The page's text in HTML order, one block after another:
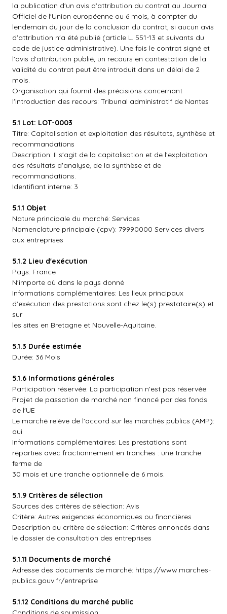
la publication d'un avis d'attribution du contrat au Journal
Officiel de l'Union européenne ou 6 mois, à compter du
lendemain du jour de la conclusion du contrat, si aucun avis
d'attribution n'a été publié (article L. 551-13 et suivants du
code de justice administrative). Une fois le contrat signé et
l'avis d'attribution publié, un recours en contestation de la
validité du contrat peut être introduit dans un délai de 2
mois.
Organisation qui fournit des précisions concernant
l'introduction des recours: Tribunal administratif de Nantes
5.1 Lot: LOT-0003
Titre: Capitalisation et exploitation des résultats, synthèse et
recommandations
Description: Il s'agit de la capitalisation et de l'exploitation
des résultats d'analyse, de la synthèse et de
recommandations.
Identifiant interne: 3
5.1.1 Objet
Nature principale du marché: Services
Nomenclature principale (cpv): 79990000 Services divers
aux entreprises
5.1.2 Lieu d'exécution
Pays: France
N'importe où dans le pays donné
Informations complémentaires: Les lieux principaux
d'exécution des prestations sont chez le(s) prestataire(s) et
sur
les sites en Bretagne et Nouvelle-Aquitaine.
5.1.3 Durée estimée
Durée: 36 Mois
5.1.6 Informations générales
Participation réservée: La participation n'est pas réservée.
Projet de passation de marché non financé par des fonds
de l'UE
Le marché relève de l'accord sur les marchés publics (AMP):
oui
Informations complémentaires: Les prestations sont
réparties avec fractionnement en tranches : une tranche
ferme de
30 mois et une tranche optionnelle de 6 mois.
5.1.9 Critères de sélection
Sources des critères de sélection: Avis
Critère: Autres exigences économiques ou financières
Description du critère de sélection: Critères annoncés dans
le dossier de consultation des entreprises
5.1.11 Documents de marché
Adresse des documents de marché: https://www.marches-
publics.gouv.fr/entreprise
5.1.12 Conditions du marché public